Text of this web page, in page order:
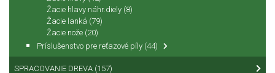
Žacie hlavy náhr.diely (8)
Žacie lanká (79)
Žacie nože (20)
Príslušenstvo pre reťazové píly (44)
SPRACOVANIE DREVA (157)